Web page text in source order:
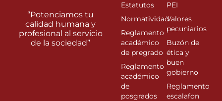
“Potenciamos tu
calidad humana y
profesional al servicio
de la sociedad”
Estatutos
Normatividad
Reglamento
académico
de pregrado
Reglamento
académico
de
posgrados
PEI
Valores
pecuniarios
Buzón de
ética y
buen
gobierno
Reglamento
escalafon